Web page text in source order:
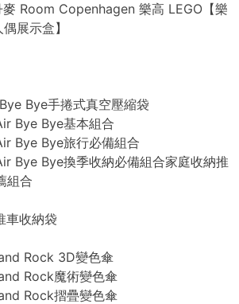
Room Copenhagen 樂高 LEGO【樂
展示盒】
Bye手捲式真空壓縮袋
Bye Bye基本組合
Bye Bye旅行必備組合
Bye Bye換季收納必備組合家庭收納推
組合
車收納袋
Rock 3D變色傘
Rock魔術變色傘
Rock摺疊變色傘